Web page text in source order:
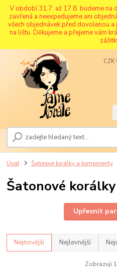
V období 31.7. až 17.8. budeme na
zavřená a neexpedujeme ani
všech objednávek před dovolenou
na lištu. Děkujeme a přejeme vám
CZK
Úvod Šatonové korálky a komponenty
Šatonové korálky
Upřesnit
Nejnovější Nejlevnější
Zobrazuji